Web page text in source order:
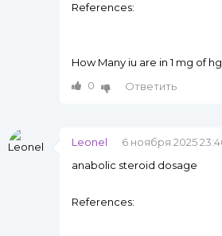
References:
How Many iu are in 1 mg of
0
Ответить
Leonel
6 ноября 2025
anabolic steroid dosage
References: